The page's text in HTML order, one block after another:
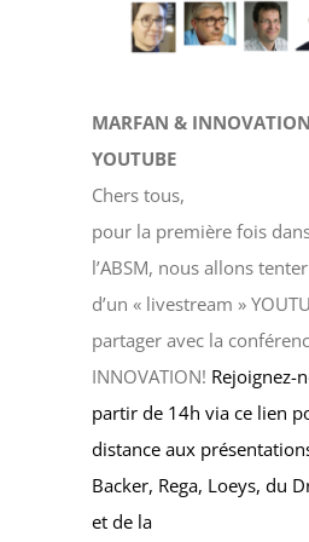
MARFAN &
YOUTUBE
Chers tous,
pour la première fois
l’ABSM, nous allons
d’un « livestream »
partager avec la
INNOVATION! Rejoignez-
partir de 14h via ce lien
distance aux
Backer, Rega, Loeys, du
et de la